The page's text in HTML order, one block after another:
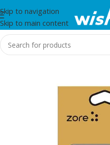
Skip to navigation
Skip to main content
Home/Zore